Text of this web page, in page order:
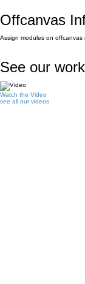
Offcanvas
Assign modules on offcanvas
See our work
Watch the Video
see all our videos